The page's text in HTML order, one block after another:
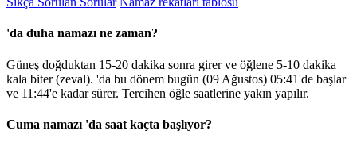
'da duha namazı ne zaman?
Güneş doğduktan 15-20 dakika sonra girer ve öğlene 5-10 dakika
kala biter (zeval). 'da bu dönem bugün (09 Ağustos) 05:41'de başlar
ve 11:44'e kadar sürer. Tercihen öğle saatlerine yakın yapılır.
Cuma namazı 'da saat kaçta başlıyor?